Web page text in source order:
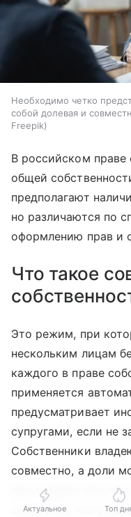
Необходимо четко
собой долевая и
Freepik
В российском
общей
предполагают
но различаются по
оформлению прав и
Что такое
Это режим, при
нескольким лицам
каждого в праве
применяется
предусматривает
супругами, если не
Собственники
совместно, а доли
при разделе или по
считается, что у
Актуальное Топ